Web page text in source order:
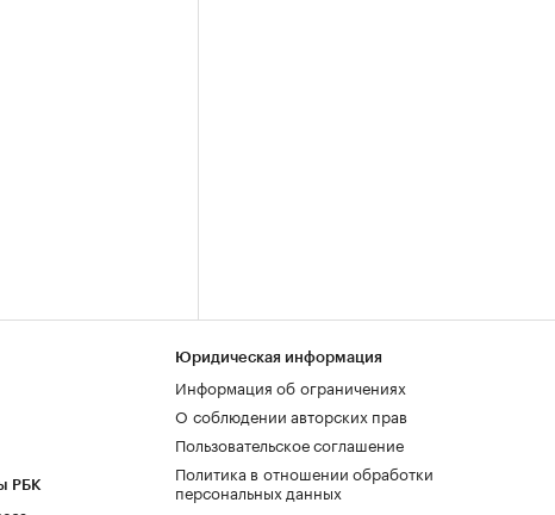
РБК
Юридическая информация
Информация об ограничениях
О соблюдении авторских прав
Пользовательское соглашение
Политика в отношении обработки
персональных данных